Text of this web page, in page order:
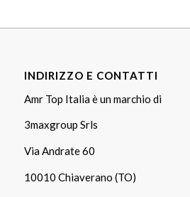
INDIRIZZO E CONTATTI
Amr Top Italia è un marchio di
3maxgroup Srls
Via Andrate 60
10010 Chiaverano (TO)